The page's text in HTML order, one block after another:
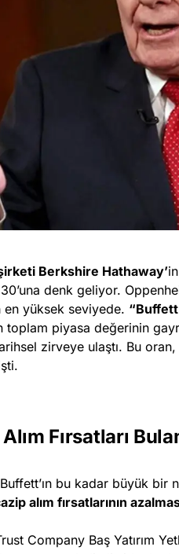
Berkshire Hathaway’
denk geliyor.
en yüksek seviyede.
toplam piyasa değerinin
zirveye ulaştı. Bu
Fırsatları
bu kadar büyük bir
alım fırsatlarının
Company Baş Yatırım